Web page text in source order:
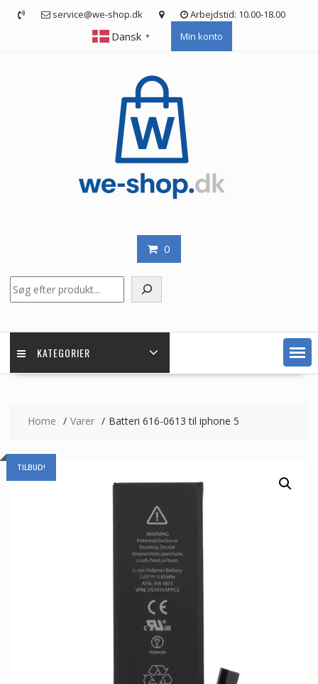
service@we-shop.dk Arbejdstid: 10.00-18.00
Dansk ▼ Min konto
0
KATEGORIER
Home Varer Batteri 616-0613 til iphone 5
TILBUD!